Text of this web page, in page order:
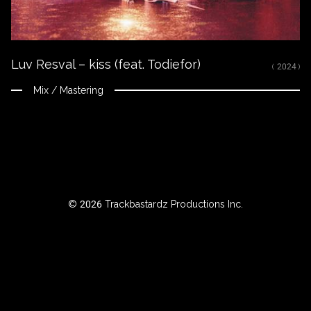
Luv Resval – kiss (feat. Todiefor) ( 2024 )
Mix / Mastering
© 2026 Trackbastardz Productions Inc.